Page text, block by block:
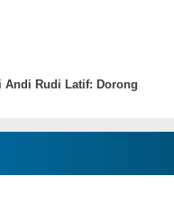
Andi Rudi Latif: Dorong